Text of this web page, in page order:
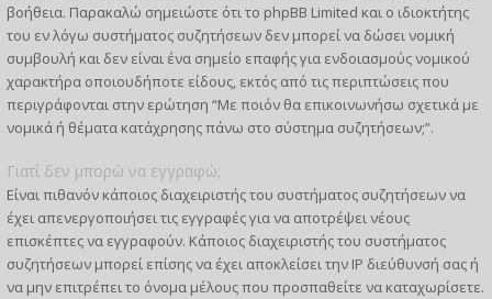
βοήθεια. Παρακαλώ σημειώστε ότι το phpBB Limited και ο ιδιοκτήτης
του εν λόγω συστήματος συζητήσεων δεν μπορεί να δώσει νομική
συμβουλή και δεν είναι ένα σημείο επαφής για ενδοιασμούς νομικού
χαρακτήρα οποιουδήποτε είδους, εκτός από τις περιπτώσεις που
περιγράφονται στην ερώτηση “Με ποιόν θα επικοινωνήσω σχετικά με
νομικά ή θέματα κατάχρησης πάνω στο σύστημα συζητήσεων;”.
Γιατί δεν μπορώ να εγγραφώ;
Είναι πιθανόν κάποιος διαχειριστής του συστήματος συζητήσεων να
έχει απενεργοποιήσει τις εγγραφές για να αποτρέψει νέους
επισκέπτες να εγγραφούν. Κάποιος διαχειριστής του συστήματος
συζητήσεων μπορεί επίσης να έχει αποκλείσει την IP διεύθυνσή σας ή
να μην επιτρέπει το όνομα μέλους που προσπαθείτε να καταχωρίσετε.